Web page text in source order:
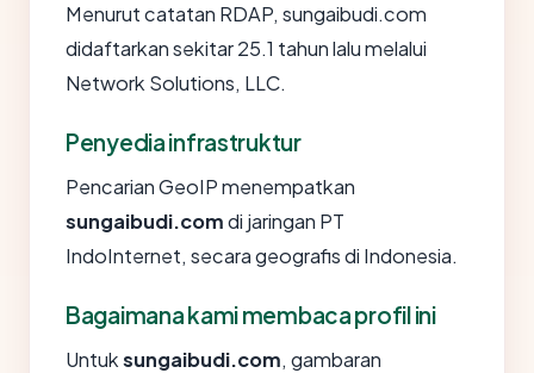
Menurut catatan RDAP, sungaibudi.com
didaftarkan sekitar 25.1 tahun lalu melalui
Network Solutions, LLC.
Penyedia infrastruktur
Pencarian GeoIP menempatkan
sungaibudi.comdi jaringan PT
IndoInternet, secara geografis di Indonesia.
Bagaimana kami membaca profil ini
Untuksungaibudi.com, gambaran